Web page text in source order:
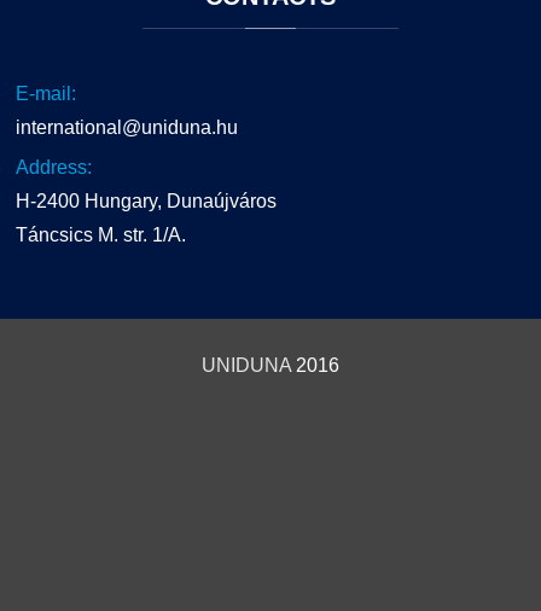
E-mail:
international@uniduna.hu
Address:
H-2400 Hungary, Dunaújváros
Táncsics M. str. 1/A.
UNIDUNA 2016